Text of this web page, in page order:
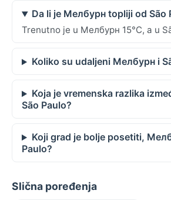
Da li je Мелбурн topliji od São
Trenutno je u Мелбурн 15°C, a u
Koliko su udaljeni Мелбурн i
Koja je vremenska razlika
São Paulo?
Koji grad je bolje posetiti,
Paulo?
Slična poređenja